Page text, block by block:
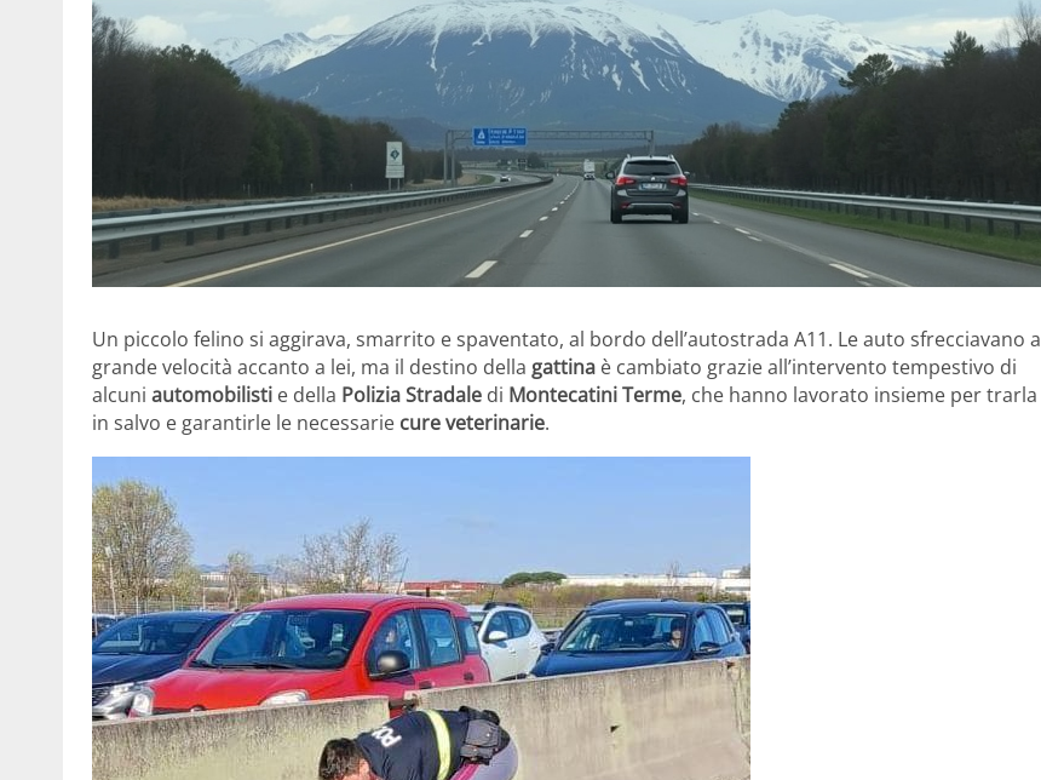
Un piccolo felino si aggirava, smarrito e spaventato, al bordo dell’autostrada A11. Le auto sfrecciavano a
grande velocità accanto a lei, ma il destino della gattina è cambiato grazie all’intervento tempestivo di
alcuni automobilisti e della Polizia Stradale di Montecatini Terme, che hanno lavorato insieme per trarla
in salvo e garantirle le necessarie cure veterinarie.